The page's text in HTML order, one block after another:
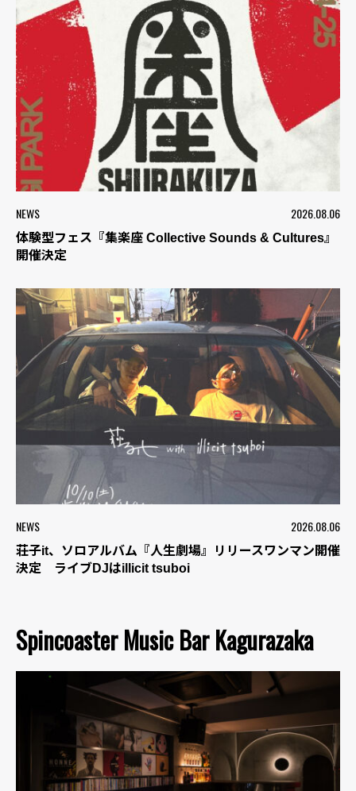
NEWS 2026.08.06
体験型フェス『集楽座 Collective Sounds & Cultures』
開催決定
NEWS 2026.08.06
荘子it、ソロアルバム『人生劇場』リリースワンマン開催
決定 ライブDJはillicit tsuboi
Spincoaster Music Bar Kagurazaka